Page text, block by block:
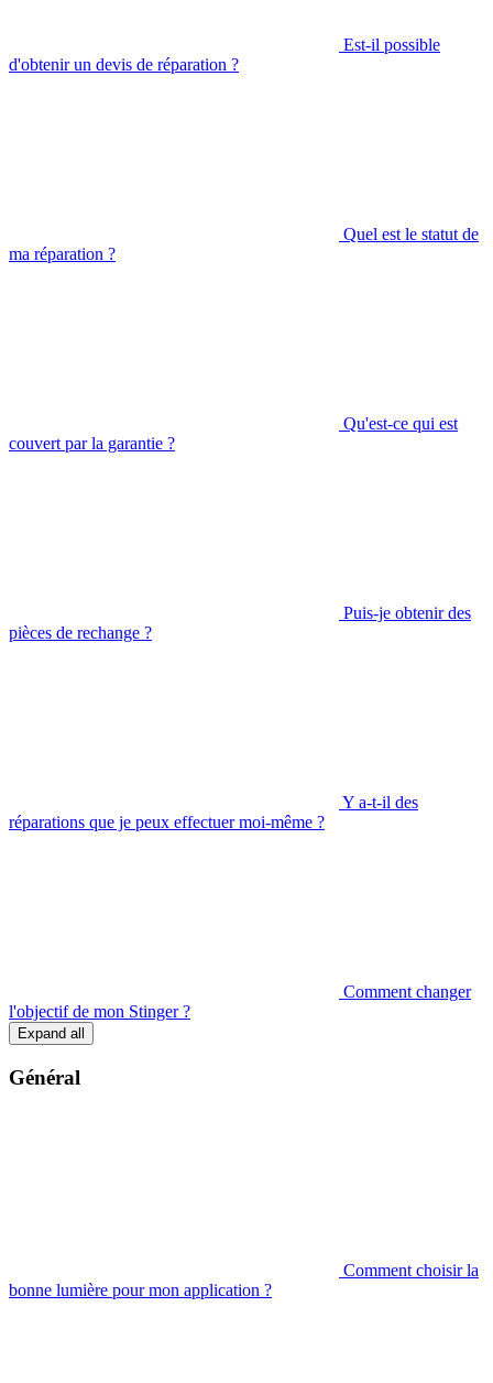
Est-il possible
d'obtenir un devis de réparation ?
Quel est le statut de
ma réparation ?
Qu'est-ce qui est
couvert par la garantie ?
Puis-je obtenir des
pièces de rechange ?
Y a-t-il des
réparations que je peux effectuer moi-même ?
Comment changer
l'objectif de mon Stinger ?
Expand all
Général
Comment choisir la
bonne lumière pour mon application ?